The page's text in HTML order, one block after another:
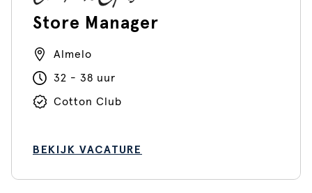
Store Manager
Almelo
32 - 38 uur
Cotton Club
BEKIJK VACATURE